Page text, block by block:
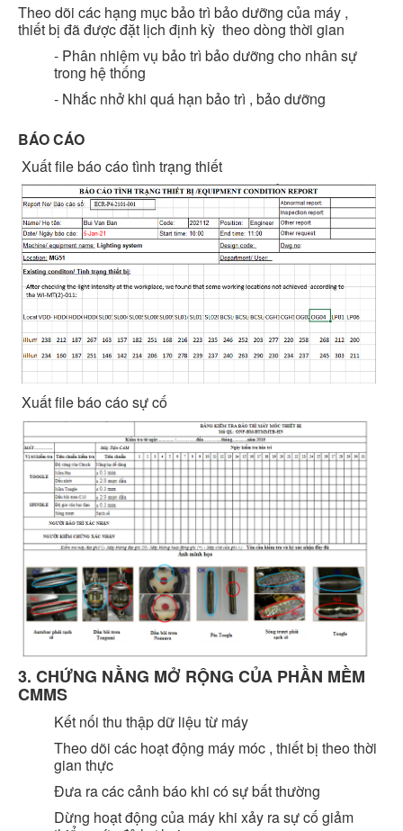
​Theo dõi các hạng mục bảo trì bảo dưỡng của máy ,
thiết bị đã được đặt lịch định kỳ theo dòng thời gian
- Phân nhiệm vụ bảo trì bảo dưỡng cho nhân sự
trong hệ thống
- Nhắc nhở khi quá hạn bảo trì , bảo dưỡng
BÁO CÁO
Xuất file báo cáo tình trạng thiết
Xuất file báo cáo sự cố
3. CHỨNG NẰNG MỞ RỘNG CỦA PHẦN MỀM
CMMS
Kết nối thu thập dữ liệu từ máy
Theo dõi các hoạt động máy móc , thiết bị theo thời
gian thực
Đưa ra các cảnh báo khi có sự bất thường
Dừng hoạt động của máy khi xảy ra sự cố giảm